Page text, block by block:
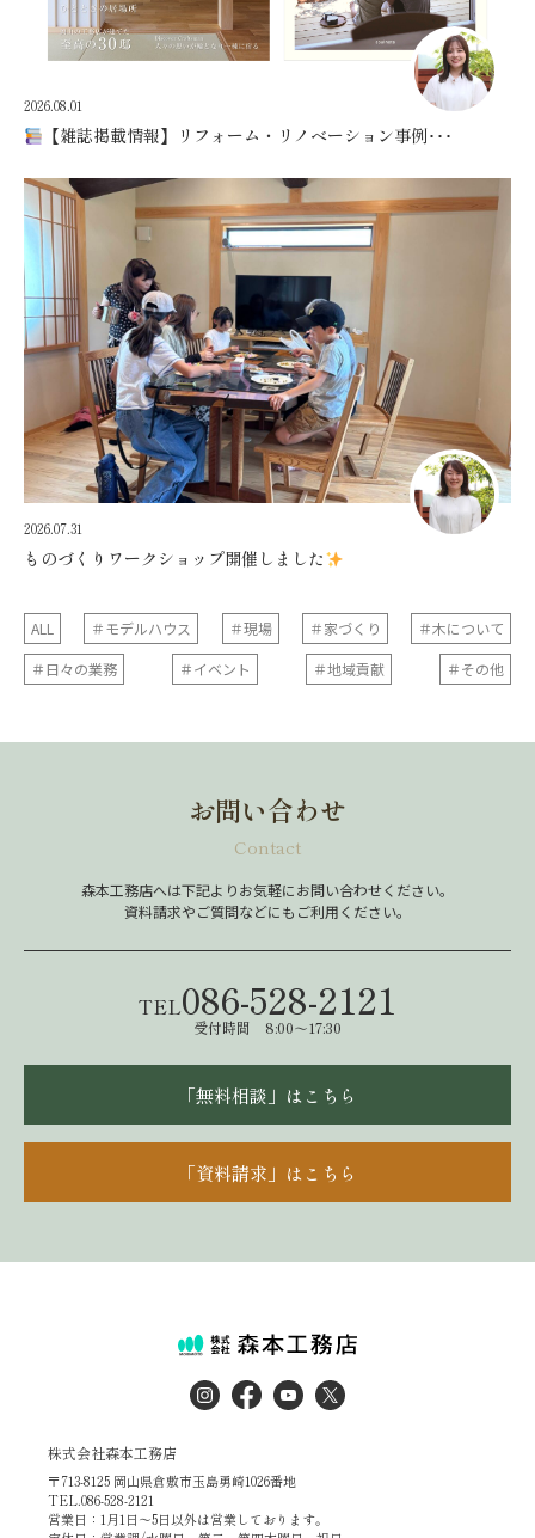
2026.08.01
【雑誌掲載情報】リフォーム・リノベーション事例･･･
2026.07.31
ものづくりワークショップ開催しました
ALL ＃モデルハウス ＃現場 ＃家づくり
＃木について
＃日々の業務
＃イベント ＃地域貢献 ＃その他
お問い合わせ
Contact
森本工務店へは下記よりお気軽にお問い合わせください。
資料請求やご質問などにもご利用ください。
TEL086-528-2121
受付時間 8:00～17:30
「無料相談」はこちら
「資料請求」はこちら
株式会社森本工務店
〒713-8125 岡山県倉敷市玉島勇崎1026番地
TEL.086-528-2121
営業日：1月1日～5日以外は営業しております。